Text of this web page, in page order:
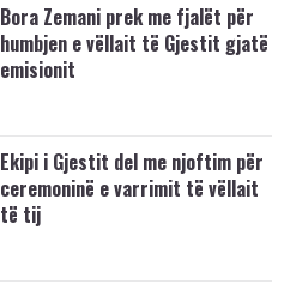
Bora Zemani prek me fjalët për
humbjen e vëllait të Gjestit gjatë
emisionit
Ekipi i Gjestit del me njoftim për
ceremoninë e varrimit të vëllait
të tij